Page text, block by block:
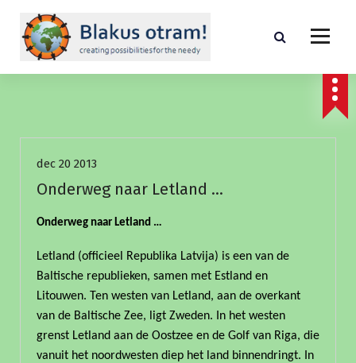
n
dec 20 2013
Onderweg naar Letland …
Onderweg naar Letland …
Letland (officieel Republika Latvija) is een van de
Baltische republieken, samen met Estland en
Litouwen. Ten westen van Letland, aan de overkant
van de Baltische Zee, ligt Zweden. In het westen
grenst Letland aan de Oostzee en de Golf van Riga, die
vanuit het noordwesten diep het land binnendringt. In